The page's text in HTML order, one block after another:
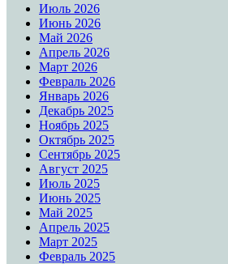
Июль 2026
Июнь 2026
Май 2026
Апрель 2026
Март 2026
Февраль 2026
Январь 2026
Декабрь 2025
Ноябрь 2025
Октябрь 2025
Сентябрь 2025
Август 2025
Июль 2025
Июнь 2025
Май 2025
Апрель 2025
Март 2025
Февраль 2025